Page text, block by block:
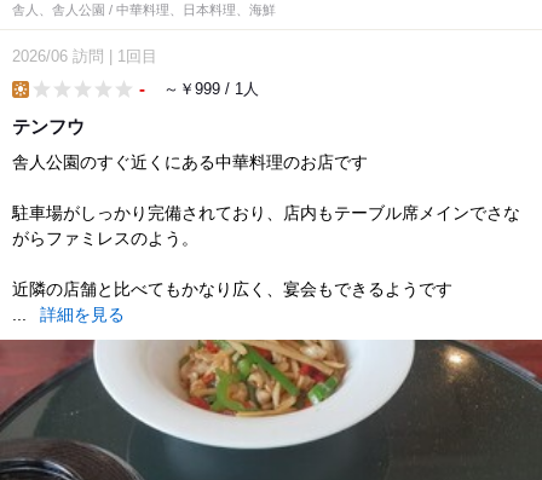
舎人、舎人公園 / 中華料理、日本料理、海鮮
2026/06 訪問 1回目
- ～￥999 / 1人
テンフウ
舎人公園のすぐ近くにある中華料理のお店です
駐車場がしっかり完備されており、店内もテーブル席メインでさな
がらファミレスのよう。
近隣の店舗と比べてもかなり広く、宴会もできるようです
詳細を見る